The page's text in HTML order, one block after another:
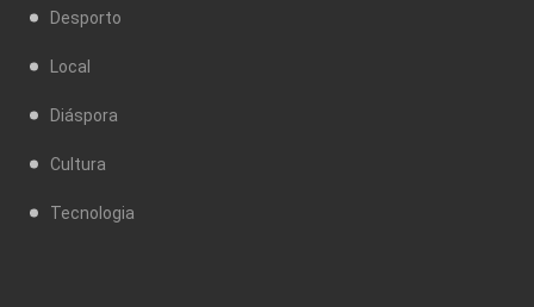
Desporto
Local
Diáspora
Cultura
Tecnologia